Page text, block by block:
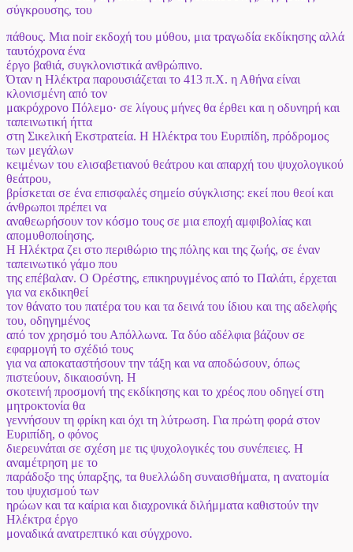
σύγκρουσης, του
πάθους. Μια noir εκδοχή του μύθου, μια τραγωδία εκδίκησης αλλά
ταυτόχρονα ένα
έργο βαθιά, συγκλονιστικά ανθρώπινο.
Όταν η Ηλέκτρα παρουσιάζεται το 413 π.Χ. η Αθήνα είναι
κλονισμένη από τον
μακρόχρονο Πόλεμο· σε λίγους μήνες θα έρθει και η οδυνηρή και
ταπεινωτική ήττα
στη Σικελική Εκστρατεία. Η Ηλέκτρα του Ευριπίδη, πρόδρομος
των μεγάλων
κειμένων του ελισαβετιανού θεάτρου και απαρχή του ψυχολογικού
θεάτρου,
βρίσκεται σε ένα επισφαλές σημείο σύγκλισης: εκεί που θεοί και
άνθρωποι πρέπει να
αναθεωρήσουν τον κόσμο τους σε μια εποχή αμφιβολίας και
απομυθοποίησης.
Η Ηλέκτρα ζει στο περιθώριο της πόλης και της ζωής, σε έναν
ταπεινωτικό γάμο που
της επέβαλαν. Ο Ορέστης, επικηρυγμένος από το Παλάτι, έρχεται
για να εκδικηθεί
τον θάνατο του πατέρα του και τα δεινά του ίδιου και της αδελφής
του, οδηγημένος
από τον χρησμό του Απόλλωνα. Τα δύο αδέλφια βάζουν σε
εφαρμογή το σχέδιό τους
για να αποκαταστήσουν την τάξη και να αποδώσουν, όπως
πιστεύουν, δικαιοσύνη. Η
σκοτεινή προσμονή της εκδίκησης και το χρέος που οδηγεί στη
μητροκτονία θα
γεννήσουν τη φρίκη και όχι τη λύτρωση. Για πρώτη φορά στον
Ευριπίδη, ο φόνος
διερευνάται σε σχέση με τις ψυχολογικές του συνέπειες. Η
αναμέτρηση με το
παράδοξο της ύπαρξης, τα θυελλώδη συναισθήματα, η ανατομία
του ψυχισμού των
ηρώων και τα καίρια και διαχρονικά διλήμματα καθιστούν την
Ηλέκτρα έργο
μοναδικά ανατρεπτικό και σύγχρονο.